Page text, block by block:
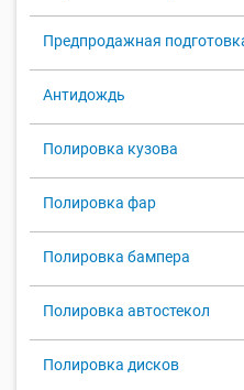
Предпродажная
Антидождь
Полировка кузова
Полировка фар
Полировка бампера
Полировка автостекол
Полировка дисков